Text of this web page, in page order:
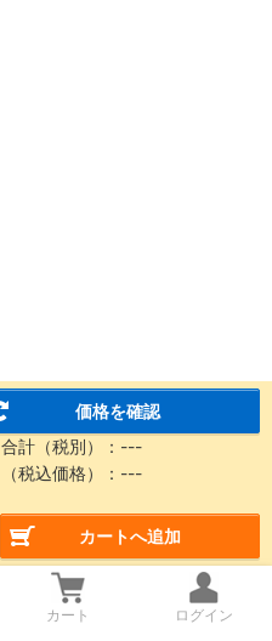
価格を確認
合計（税別）： ---
（税込価格）： ---
カートへ追加
カート ログイン